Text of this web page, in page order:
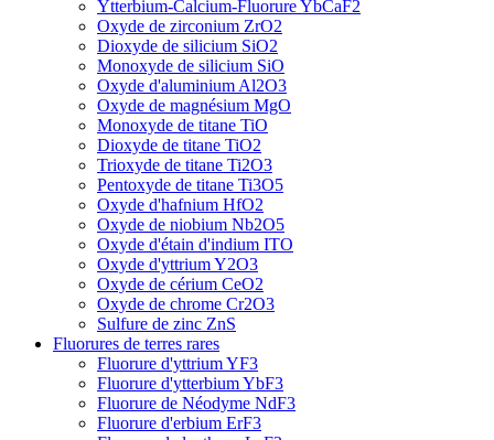
Ytterbium-Calcium-Fluorure YbCaF2
Oxyde de zirconium ZrO2
Dioxyde de silicium SiO2
Monoxyde de silicium SiO
Oxyde d'aluminium Al2O3
Oxyde de magnésium MgO
Monoxyde de titane TiO
Dioxyde de titane TiO2
Trioxyde de titane Ti2O3
Pentoxyde de titane Ti3O5
Oxyde d'hafnium HfO2
Oxyde de niobium Nb2O5
Oxyde d'étain d'indium ITO
Oxyde d'yttrium Y2O3
Oxyde de cérium CeO2
Oxyde de chrome Cr2O3
Sulfure de zinc ZnS
Fluorures de terres rares
Fluorure d'yttrium YF3
Fluorure d'ytterbium YbF3
Fluorure de Néodyme NdF3
Fluorure d'erbium ErF3